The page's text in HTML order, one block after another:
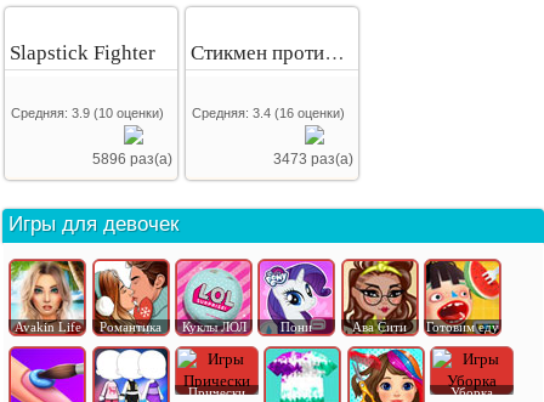
Slapstick Fighter
Средняя:3.9 (10 оценки)
5896 раз(а)
Стикмен против зомби
Средняя: 3.4 (16оценки)
3473 раз(а)
Игры для девочек
Avakin Life Романтика Куклы ЛОЛ Пони Ава Сити Готовим еду
Прически
Уборка